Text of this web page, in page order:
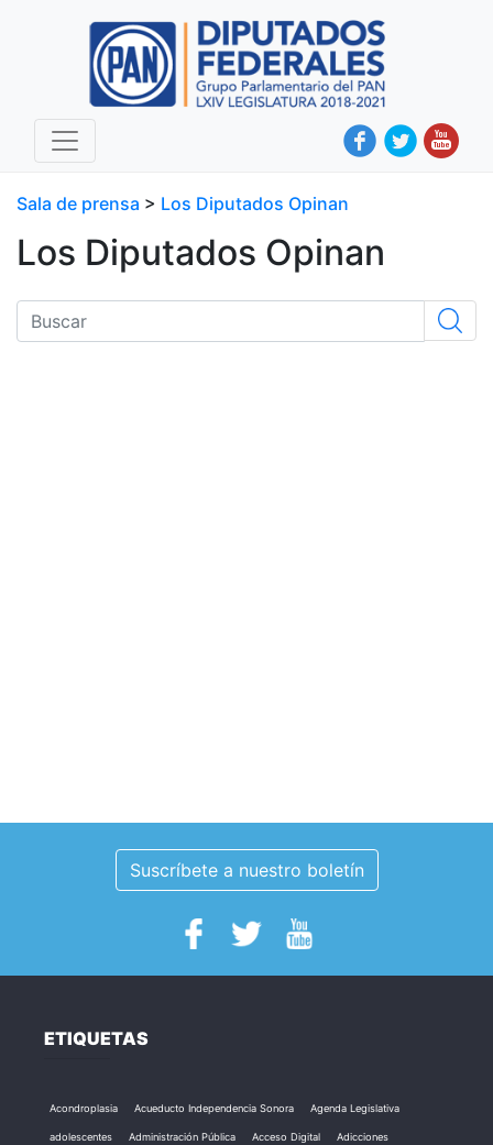
Sala de prensa > Los Diputados Opinan
Los Diputados Opinan
Suscríbete a nuestro boletín
ETIQUETAS
Acondroplasia Acueducto Independencia Sonora Agenda Legislativa
adolescentes Administración Pública Acceso Digital Adicciones